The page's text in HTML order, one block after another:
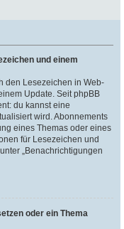
und einem
den Lesezeichen in Web-
Update. Seit phpBB
du kannst eine
wird. Abonnements
eines Themas oder eines
für Lesezeichen und
„Benachrichtigungen
oder ein Thema